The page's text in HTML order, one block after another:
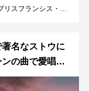
スフランシス・ハ
楽も賜物
著名なストウに
の曲で愛唱さ
て」